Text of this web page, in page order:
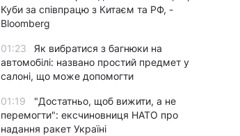
Куби за співпрацю з Китаєм та РФ, -
Bloomberg
01:23
Як вибратися з багнюки на
автомобілі: названо простий предмет у
салоні, що може допомогти
01:19
"Достатньо, щоб вижити, а не
перемогти": ексчиновниця НАТО про
надання ракет Україні